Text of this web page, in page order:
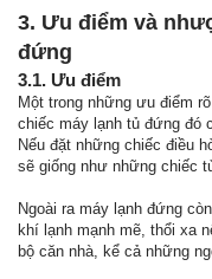
3. Ưu điểm và
đứng
3.1. Ưu điểm
Một trong những ưu điểm
chiếc máy lạnh tủ đứng đó
Nếu đặt những chiếc điều
sẽ giống như những chiếc
Ngoài ra máy lạnh đứng
khí lạnh mạnh mẽ, thổi xa
bộ căn nhà, kể cả những